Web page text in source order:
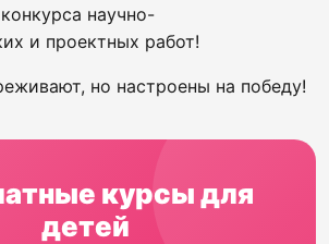
научно-
и проектных работ!
но настроены на победу!
курсы для
детей